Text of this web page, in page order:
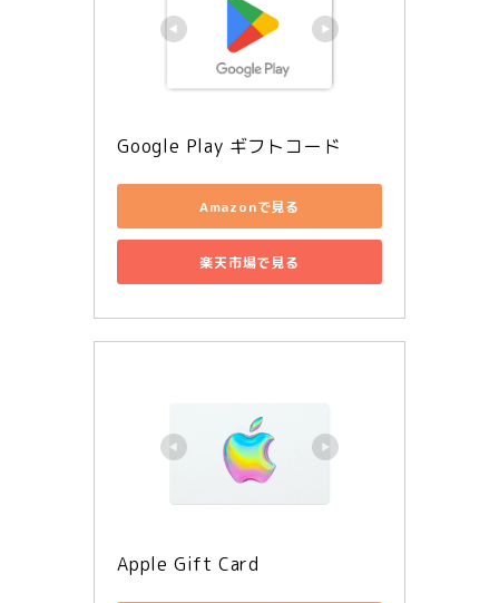
Google Play ギフトコード
Amazonで見る
楽天市場で見る
Apple Gift Card